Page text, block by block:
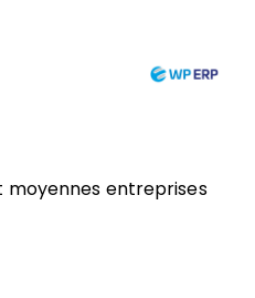
moyennes entreprises